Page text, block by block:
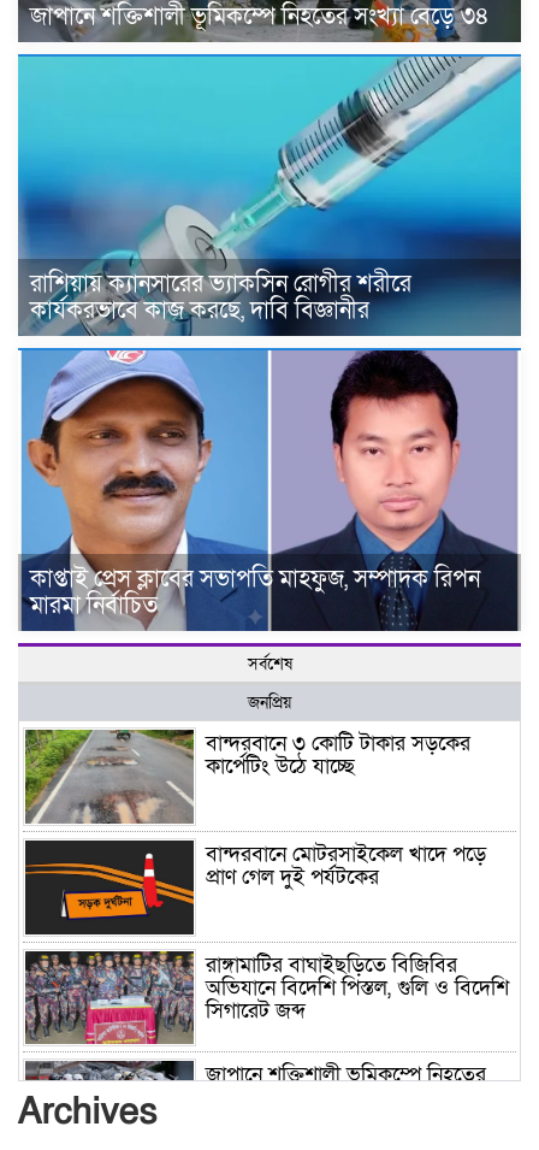
জাপানে শক্তিশালী ভূমিকম্পে নিহতের সংখ্যা বেড়ে ৩৪
রাশিয়ায় ক্যানসারের ভ্যাকসিন রোগীর শরীরে
কার্যকরভাবে কাজ করছে, দাবি বিজ্ঞানীর
কাপ্তাই প্রেস ক্লাবের সভাপতি মাহফুজ, সম্পাদক রিপন
মারমা নির্বাচিত
সর্বশেষ
জনপ্রিয়
বান্দরবানে ৩ কোটি টাকার সড়কের
কার্পেটিং উঠে যাচ্ছে
বান্দরবানে মোটরসাইকেল খাদে পড়ে
প্রাণ গেল দুই পর্যটকের
রাঙ্গামাটির বাঘাইছড়িতে বিজিবির
অভিযানে বিদেশি পিস্তল, গুলি ও বিদেশি
সিগারেট জব্দ
জাপানে শক্তিশালী ভূমিকম্পে নিহতের
Archives